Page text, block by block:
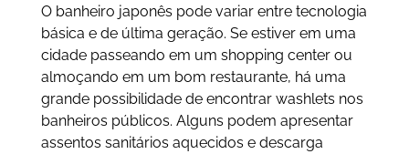
O banheiro japonês pode variar entre tecnologia
básica e de última geração. Se estiver em uma
cidade passeando em um shopping center ou
almoçando em um bom restaurante, há uma
grande possibilidade de encontrar washlets nos
banheiros públicos. Alguns podem apresentar
assentos sanitários aquecidos e descarga